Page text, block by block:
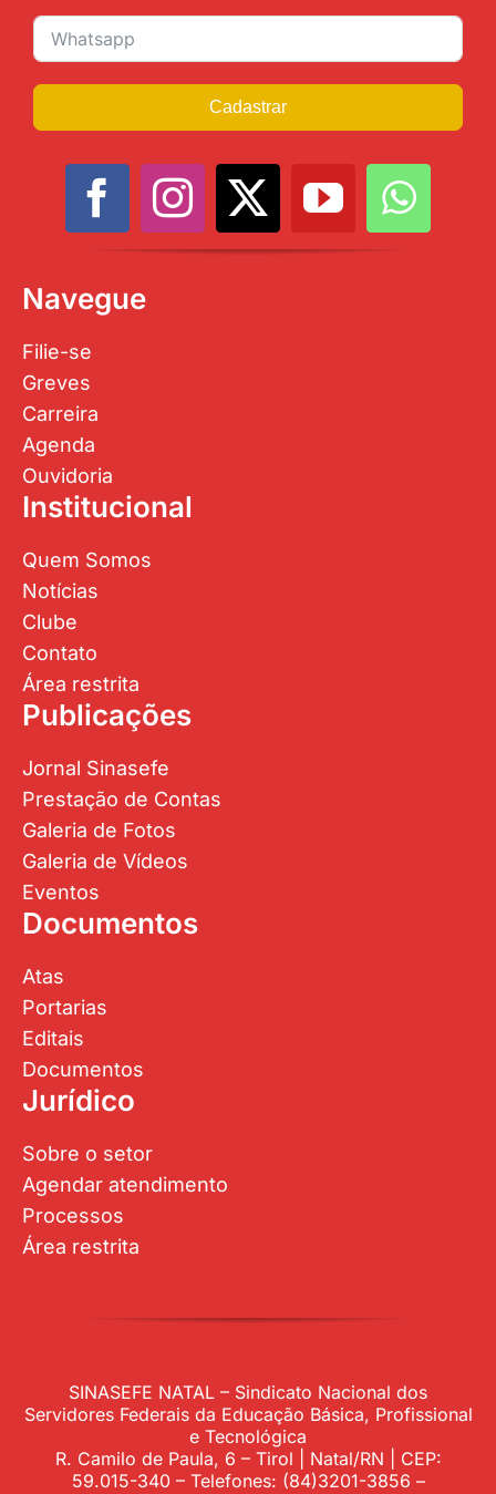
Cadastrar
Navegue
Filie-se
Greves
Carreira
Agenda
Ouvidoria
Institucional
Quem Somos
Notícias
Clube
Contato
Área restrita
Publicações
Jornal Sinasefe
Prestação de Contas
Galeria de Fotos
Galeria de Vídeos
Eventos
Documentos
Atas
Portarias
Editais
Documentos
Jurídico
Sobre o setor
Agendar atendimento
Processos
Área restrita
SINASEFE NATAL – Sindicato Nacional dos
Servidores Federais da Educação Básica, Profissional
e Tecnológica
R. Camilo de Paula, 6 – Tirol | Natal/RN | CEP:
59.015-340 – Telefones: (84)3201-3856 –